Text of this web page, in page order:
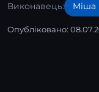
Виконавець: Міша
Опубліковано: